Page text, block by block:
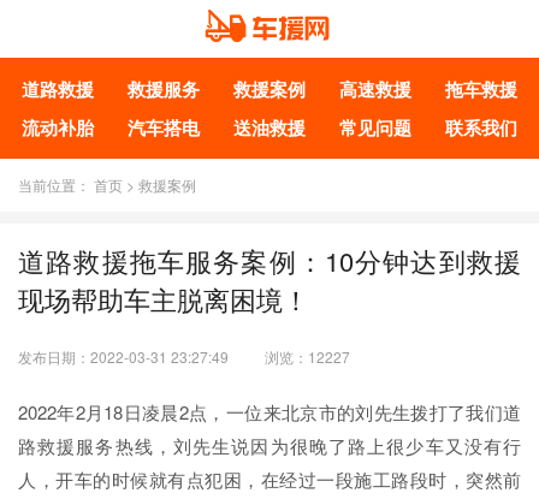
道路救援 救援服务 救援案例 高速救援
拖车救援
流动补胎
汽车搭电 送油救援 常见问题 联系我们
当前位置： 首页 > 救援案例
道路救援拖车服务案例：10分钟达到救援
现场帮助车主脱离困境！
发布日期：2022-03-31 23:27:49 浏览： 12227
2022年2月18日凌晨2点，一位来北京市的刘先生拨打了我们道
路救援服务热线，刘先生说因为很晚了路上很少车又没有行
人，开车的时候就有点犯困，在经过一段施工路段时，突然前